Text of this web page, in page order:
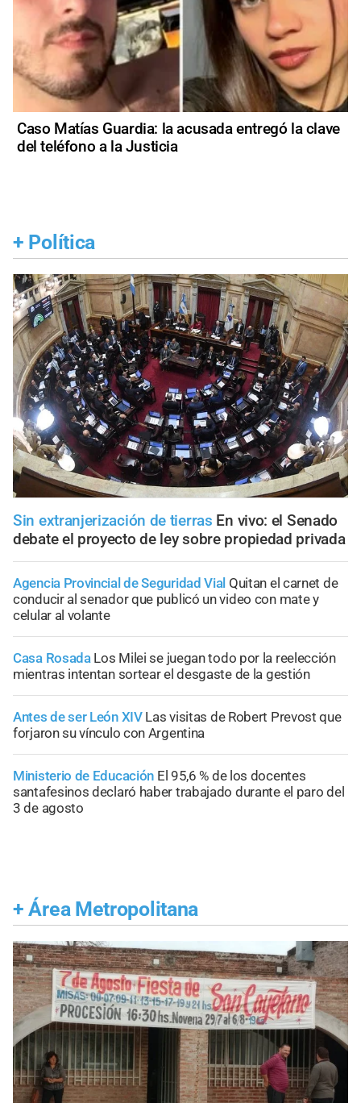
Caso Matías Guardia: la acusada entregó la clave
del teléfono a la Justicia
+ Política
Sin extranjerización de tierras En vivo: el Senado
debate el proyecto de ley sobre propiedad privada
Agencia Provincial de Seguridad Vial Quitan el carnet de
conducir al senador que publicó un video con mate y
celular al volante
Casa Rosada Los Milei se juegan todo por la reelección
mientras intentan sortear el desgaste de la gestión
Antes de ser León XIV Las visitas de Robert Prevost que
forjaron su vínculo con Argentina
Ministerio de Educación El 95,6 % de los docentes
santafesinos declaró haber trabajado durante el paro del
3 de agosto
+ Área Metropolitana